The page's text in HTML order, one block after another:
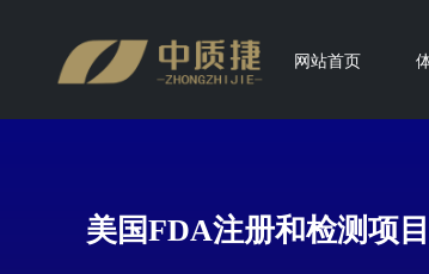
网站首页
美国FDA注册和检测项目